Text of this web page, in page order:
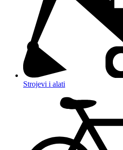
Strojevi i alati